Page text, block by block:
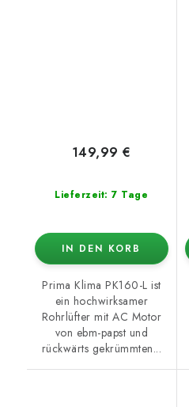
Lieferzeit: 7 Tage
149,99 €
IN DEN KORB
Prima Klima PK160-L ist
ein hochwirksamer
Rohrlüfter mit AC Motor
von ebm-papst und
rückwärts gekrümmten...